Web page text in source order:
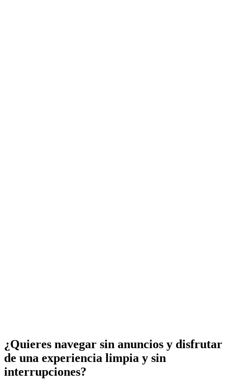
¿Quieres navegar sin anuncios y disfrutar
de una experiencia limpia y sin
interrupciones?